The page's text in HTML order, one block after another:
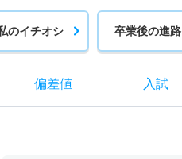
のイチオシ 卒業後の進路
偏差値 入試